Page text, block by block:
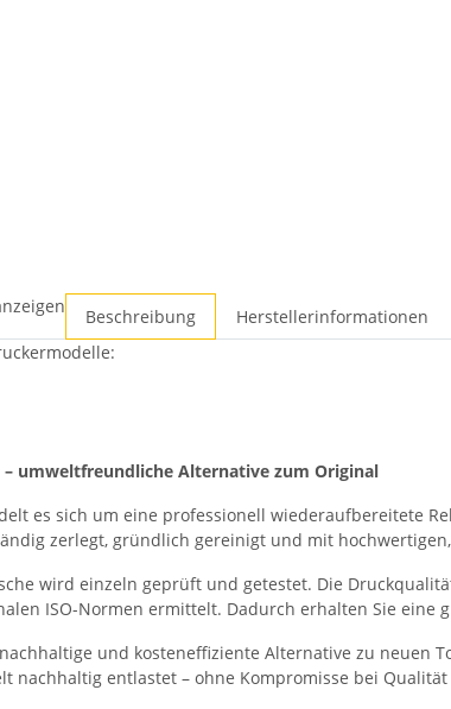
Beschreibung
Herstellerinformationen
umweltfreundliche Alternative zum Original
es sich um eine professionell wiederaufbereitete
zerlegt, gründlich gereinigt und mit
wird einzeln geprüft und getestet. Die
ISO-Normen ermittelt. Dadurch erhalten Sie eine
und kosteneffiziente Alternative zu neuen
nachhaltig entlastet – ohne Kompromisse bei